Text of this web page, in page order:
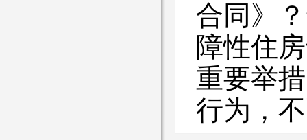
合同》
障性住
重要举
行为，